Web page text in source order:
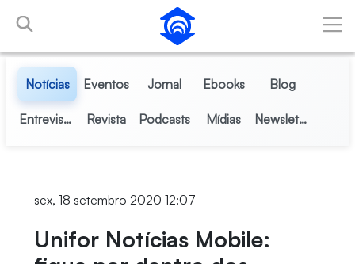
Pular para o Conteúdo principal
Notícias Eventos Jornal Ebooks Blog
Entrevistas Revista Podcasts Mídias Newsletter
sex, 18 setembro 2020 12:07
Unifor Notícias Mobile: